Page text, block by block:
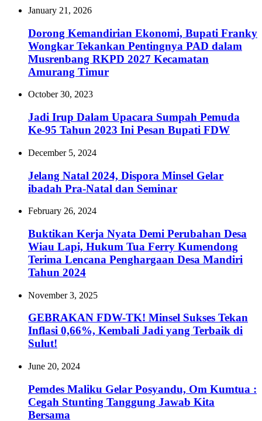
January 21, 2026
Dorong Kemandirian Ekonomi, Bupati Franky
Wongkar Tekankan Pentingnya PAD dalam
Musrenbang RKPD 2027 Kecamatan
Amurang Timur
October 30, 2023
Jadi Irup Dalam Upacara Sumpah Pemuda
Ke-95 Tahun 2023 Ini Pesan Bupati FDW
December 5, 2024
Jelang Natal 2024, Dispora Minsel Gelar
ibadah Pra-Natal dan Seminar
February 26, 2024
Buktikan Kerja Nyata Demi Perubahan Desa
Wiau Lapi, Hukum Tua Ferry Kumendong
Terima Lencana Penghargaan Desa Mandiri
Tahun 2024
November 3, 2025
‎GEBRAKAN FDW-TK! Minsel Sukses Tekan
Inflasi 0,66%, Kembali Jadi yang Terbaik di
Sulut!‎
June 20, 2024
Pemdes Maliku Gelar Posyandu, Om Kumtua :
Cegah Stunting Tanggung Jawab Kita
Bersama